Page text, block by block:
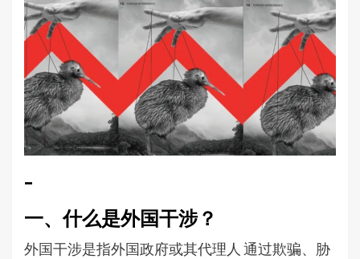
–
一、什么是外国干涉？
外国干涉是指外国政府或其代理人 通过欺骗、胁